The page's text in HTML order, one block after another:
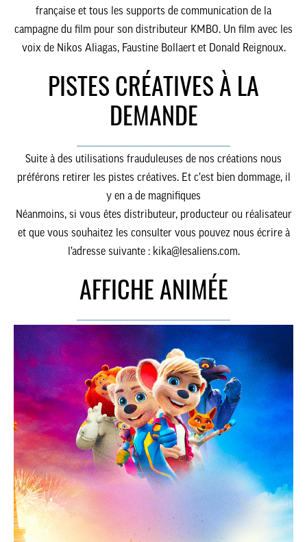
française et tous les supports de communication de la
campagne du film pour son distributeur KMBO. Un film avec les
voix de Nikos Aliagas, Faustine Bollaert et Donald Reignoux.
PISTES CRÉATIVES À LA
DEMANDE
________________________________
Suite à des utilisations frauduleuses de nos créations nous
préférons retirer les pistes créatives. Et c’est bien dommage, il
y en a de magnifiques
Néanmoins, si vous êtes distributeur, producteur ou réalisateur
et que vous souhaitez les consulter vous pouvez nous écrire à
l’adresse suivante : kika@lesaliens.com.
AFFICHE ANIMÉE
________________________________